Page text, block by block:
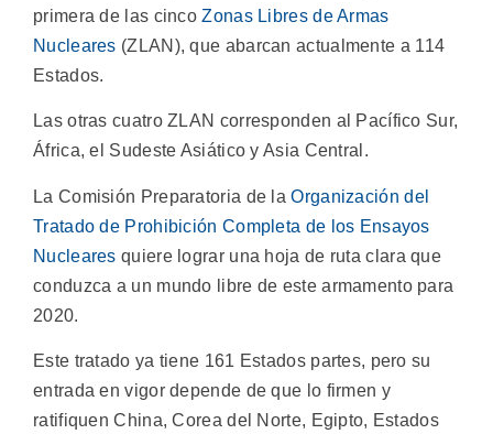
primera de las cincoZonas Libres de Armas
Nucleares (ZLAN), que abarcan actualmente a 114
Estados.
Las otras cuatro ZLAN corresponden al Pacífico Sur,
África, el Sudeste Asiático y Asia Central.
La Comisión Preparatoria de laOrganización del
Tratado de Prohibición Completa de los Ensayos
Nucleares quiere lograr una hoja de ruta clara que
conduzca a un mundo libre de este armamento para
2020.
Este tratado ya tiene 161 Estados partes, pero su
entrada en vigor depende de que lo firmen y
ratifiquen China, Corea del Norte, Egipto, Estados